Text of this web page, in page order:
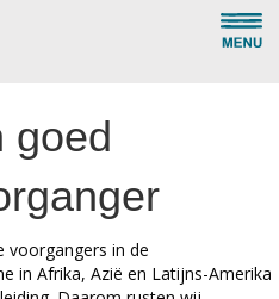
goed
voorgangers in de
in Afrika, Azië en Latijns-Amerika